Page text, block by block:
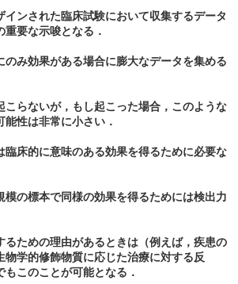
インされた臨床試験において収集するデータ
要な示唆となる．
のみ効果がある場合に膨大なデータを集める
こらないが，もし起こった場合，このような
性は非常に小さい．
臨床的に意味のある効果を得るために必要な
模の標本で同様の効果を得るためには検出力
るための理由があるときは（例えば，疾患の
物学的修飾物質に応じた治療に対する反
このことが可能となる．